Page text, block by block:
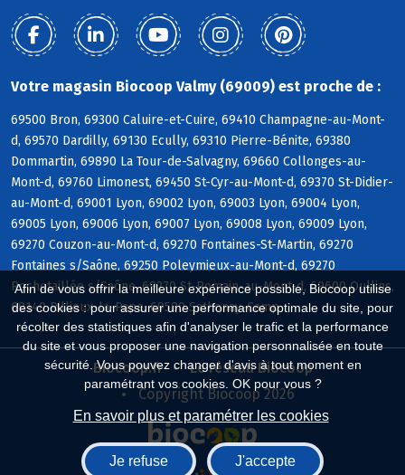
Afin de vous offrir la meilleure expérience possible, Biocoop utilise
des cookies : pour assurer une performance optimale du site, pour
récolter des statistiques afin d'analyser le trafic et la performance
du site et vous proposer une navigation personnalisée en toute
sécurité. Vous pouvez changer d'avis à tout moment en
paramétrant vos cookies. OK pour vous ?
En savoir plus et paramétrer les cookies
Je refuse J'accepte
Votre magasin Biocoop Valmy (69009) est proche de :
69500 Bron, 69300 Caluire-et-Cuire, 69410 Champagne-au-Mont-
d, 69570 Dardilly, 69130 Ecully, 69310 Pierre-Bénite, 69380
Dommartin, 69890 La Tour-de-Salvagny, 69660 Collonges-au-
Mont-d, 69760 Limonest, 69450 St-Cyr-au-Mont-d, 69370 St-Didier-
au-Mont-d, 69001 Lyon, 69002 Lyon, 69003 Lyon, 69004 Lyon,
69005 Lyon, 69006 Lyon, 69007 Lyon, 69008 Lyon, 69009 Lyon,
69270 Couzon-au-Mont-d, 69270 Fontaines-St-Martin, 69270
Fontaines s/Saône, 69250 Poleymieux-au-Mont-d, 69270
Rochetaillée s/Saône, 69270 St-Romain-au-Mont-d, 69600 Oullins,
69140 Rillieux-la-Pape, 69580 Sathonay-Camp
Biocoop.fr
Le réseau Biocoop
Copyright Biocoop 2026